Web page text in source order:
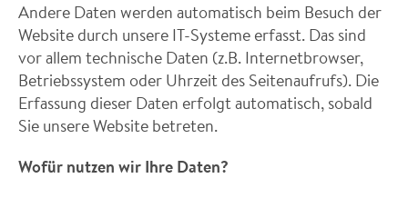
Andere Daten werden automatisch beim Besuch der
Website durch unsere IT-Systeme erfasst. Das sind
vor allem technische Daten (z.B. Internetbrowser,
Betriebssystem oder Uhrzeit des Seitenaufrufs). Die
Erfassung dieser Daten erfolgt automatisch, sobald
Sie unsere Website betreten.
Wofür nutzen wir Ihre Daten?